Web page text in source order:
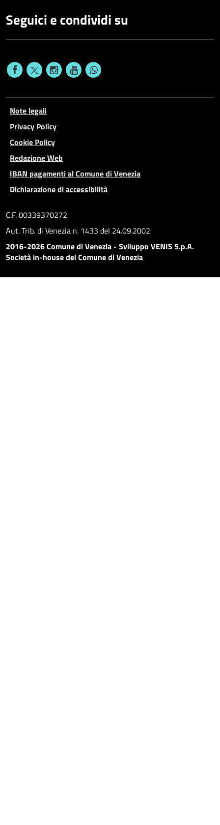
Seguici e condividi su
Note legali
Privacy Policy
Cookie Policy
Redazione Web
IBAN pagamenti al Comune di Venezia
Dichiarazione di accessibilità
C.F. 00339370272
Aut. Trib. di Venezia n. 1433 del 24.09.2002
2016-2026 Comune di Venezia - Sviluppo VENIS S.p.A.
Società in-house del Comune di Venezia